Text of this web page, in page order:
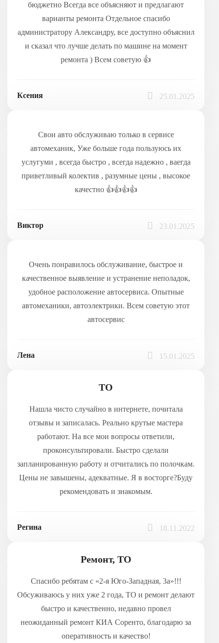
бюджетно Всегда все объясняют и предлагают
варианты ремонта Отдельное спасибо
администратору Александру, все доступно объяснил
и сказал что лучше делать по машине на момент
ремонта ) Всем советую 👍
Ксения 25.01.2025
Свои авто обслуживаю только в сервисе
автомеханик, Уже больше года пользуюсь их
услугуми , всегда быстро , всегда надежно , ваегда
приветливый колектив , разумные цены , высокое
качестно 👍👍👍👍
Виктор 23.01.2025
Очень понравилось обслуживание, быстрое и
качественное выявление и устранение неполадок,
удобное расположение автосервиса. Опытные
автомеханики, автоэлектрики. Всем советую этот
автосервис
Лена 15.01.2025
ТО
Нашла чисто случайно в интернете, почитала
отзывы и записалась. Реально крутые мастера
работают. На все мои вопросы ответили,
проконсультировали. Быстро сделали
запланированную работу и отчитались по полочкам.
Цены не завышены, адекватные. Я в восторге?Буду
рекомендовать и знакомым.
Регина 18.11.2022
Ремонт, ТО
Спасибо ребятам с «2-я Юго-Западная, 3а»!!!
Обсуживаюсь у них уже 2 года, ТО и ремонт делают
быстро и качественно, недавно провел
неожиданный ремонт КИА Соренто, благодарю за
оперативность и качество!